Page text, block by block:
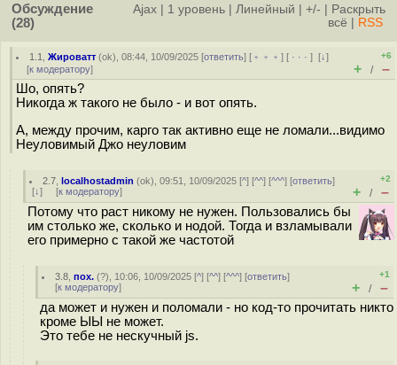
Обсуждение
(28)
Ajax 1 уровень Линейный +/-
Раскрыть
всё
RSS
1.1 ,Жироватт (ok), 08:44, 10/09/2025 [ответить] [ ﹢﹢﹢] [ · · ·][↓]
[к модератору]
+6
+ / –
Шо, опять?
Никогда ж такого не было - и вот опять.
А, между прочим, карго так активно еще не ломали...видимо
Неуловимый Джо неуловим
2.7 ,localhostadmin (ok), 09:51, 10/09/2025 [^] [^^] [^^^] [ответить]
[↓] [к модератору]
+2
+ / –
Потому что раст никому не нужен. Пользовались бы
им столько же, сколько и нодой. Тогда и взламывали
его примерно с такой же частотой
3.8 ,пох. (?), 10:06, 10/09/2025 [^] [^^] [^^^] [ответить]
[к модератору]
+1
+ / –
да может и нужен и поломали - но код-то прочитать никто
кроме ЫЫ не может.
Это тебе не нескучный js.